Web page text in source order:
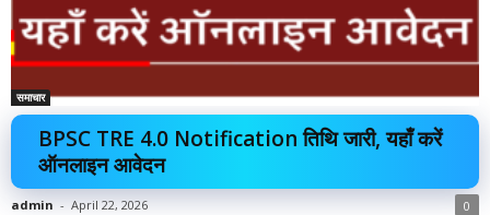
समाचार
BPSC TRE 4.0 Notification तिथि जारी, यहाँ करें
ऑनलाइन आवेदन
admin - April 22, 2026 0